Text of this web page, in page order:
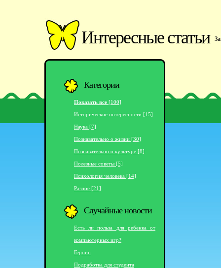
Интересные статьи
Категории
Показать все [100]
Исторические интересности [15]
Наука [7]
Познавательно о жизни [30]
Познавательно о культуре [8]
Полезные советы [5]
Психология человека [14]
Разное [21]
Случайные новости
Есть ли польза для ребенка от
компьютерных игр?
Героин
Подработка для студента